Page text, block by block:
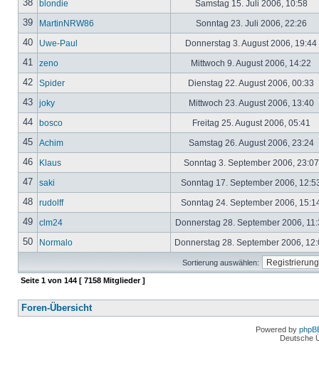
38 blondie Samstag 15. Juli 2006, 10:58
39 MartinNRW86 Sonntag 23. Juli 2006, 22:26
40 Uwe-Paul Donnerstag 3. August 2006, 19:44
41 zeno Mittwoch 9. August 2006, 14:22
42 Spider Dienstag 22. August 2006, 00:33
43 joky Mittwoch 23. August 2006, 13:40
44 bosco Freitag 25. August 2006, 05:41
45 Achim Samstag 26. August 2006, 23:24
46 Klaus Sonntag 3. September 2006,
47 saki Sonntag 17. September 2006,
48 rudolff Sonntag 24. September 2006,
49 clm24 Donnerstag 28. September 2006,
50 Normalo Donnerstag 28. September 2006,
Sortierung auswählen:
Seite 1 von 144 [ 7158 Mitglieder ]
Foren-Übersicht
Powered by
Deutsche